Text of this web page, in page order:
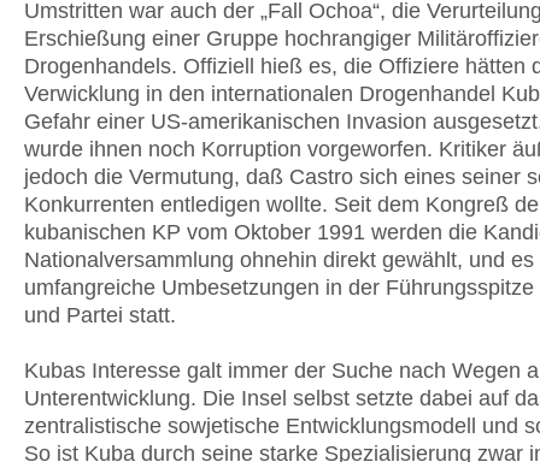
Umstritten war auch der „Fall Ochoa“, die
Erschießung einer Gruppe hochrangiger
Drogenhandels. Offiziell hieß es, die Offiziere hätten
Verwicklung in den internationalen Drogenhandel
Gefahr einer US-amerikanischen Invasion
wurde ihnen noch Korruption vorgeworfen. Kritiker
jedoch die Vermutung, daß Castro sich eines seiner
Konkurrenten entledigen wollte. Seit dem Kongreß
kubanischen KP vom Oktober 1991 werden die
Nationalversammlung ohnehin direkt gewählt, und es
umfangreiche Umbesetzungen in der
und Partei statt.
Kubas Interesse galt immer der Suche nach Wegen
Unterentwicklung. Die Insel selbst setzte dabei auf
zentralistische sowjetische Entwicklungsmodell und
So ist Kuba durch seine starke Spezialisierung zwar